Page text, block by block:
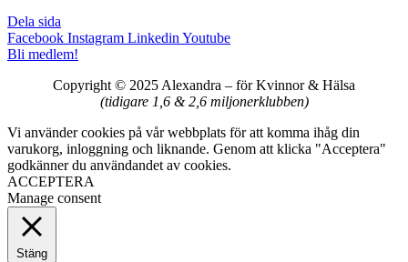
Dela sida
Facebook Instagram Linkedin Youtube
Bli medlem!
Copyright © 2025 Alexandra – för Kvinnor & Hälsa
(tidigare 1,6 & 2,6 miljonerklubben)
Vi använder cookies på vår webbplats för att komma ihåg din
varukorg, inloggning och liknande. Genom att klicka "Acceptera"
godkänner du användandet av cookies.
ACCEPTERA
Manage consent
Stäng